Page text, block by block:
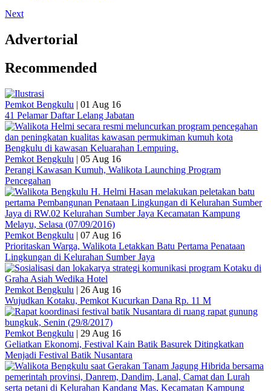
Next
Advertorial
Recommended
Pemkot Bengkulu | 01 Aug 16
41 Pelamar Daftar Lelang Jabatan
Pemkot Bengkulu | 05 Aug 16
Perangi Kawasan Kumuh, Walikota Launching Program
Pencegahan
Pemkot Bengkulu | 07 Aug 16
Prioritaskan Warga, Walikota Letakkan Batu Pertama Penataan
Lingkungan di Kelurahan Sumber Jaya
Pemkot Bengkulu | 26 Aug 16
Wujudkan Kotaku, Pemkot Kucurkan Dana Rp. 11 M
Pemkot Bengkulu | 29 Aug 16
Geliatkan Ekonomi, Festival Kain Batik Basurek Ditingkatkan
Menjadi Festival Batik Nusantara